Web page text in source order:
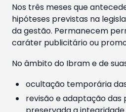
Nos três meses que
hipóteses previstas na
da gestão. Permanecem
caráter publicitário ou
No âmbito do Ibram e de
ocultação temporária
revisão e adaptação das